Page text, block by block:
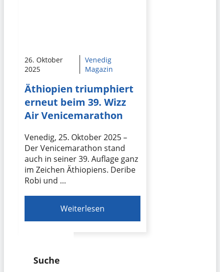
26. Oktober
2025
Venedig
Magazin
Äthiopien triumphiert
erneut beim 39. Wizz
Air Venicemarathon
Venedig, 25. Oktober 2025 –
Der Venicemarathon stand
auch in seiner 39. Auflage ganz
im Zeichen Äthiopiens. Deribe
Robi und …
Weiterlesen
Suche